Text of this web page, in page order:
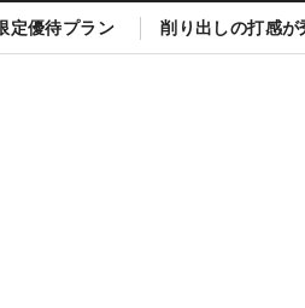
定優待プラン 削り出しの打感